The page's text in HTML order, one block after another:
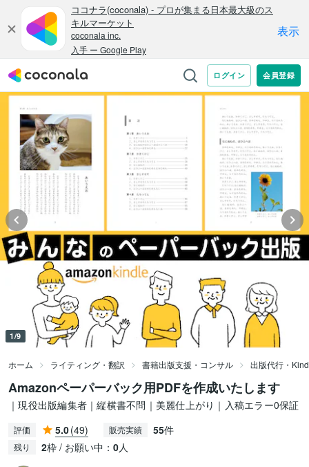
1/9
ホーム ライティング・翻訳 書籍出版支援・コンサル 出版代行・
Amazonペーパーバック用PDFを作成いたします
｜現役出版編集者｜縦横書不問｜美麗仕上がり｜入稿エラー0保証
評価 5.0(49) 販売実績 55件
残り 2枠 / お願い中： 0人